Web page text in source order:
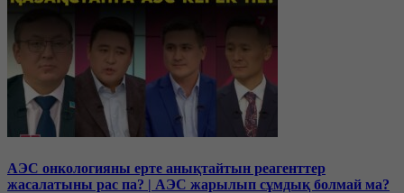
АЭС онкологияны ерте анықтайтын реагенттер
жасалатыны рас па? | АЭС жарылып сұмдық болмай ма?